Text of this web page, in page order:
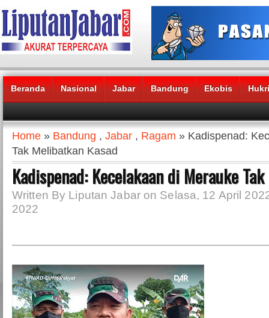
Beranda Nasional Jabar Bandung Ekobis
Headlines News :
Home » Bandung , Jabar , Ragam » Kadispenad:
Tak Melibatkan Kasad
Kadispenad: Kecelakaan di Merauke
Written By Liputan Jabar on Selasa, 12 April
2022